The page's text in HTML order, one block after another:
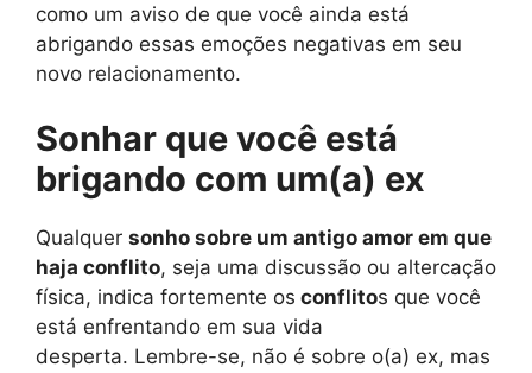
como um aviso de que você ainda está
abrigando essas emoções negativas em seu
novo relacionamento.
Sonhar que você está
brigando com um(a) ex
Qualquer sonho sobre um antigo amor em que
haja conflito, seja uma discussão ou altercação
física, indica fortemente os conflitos que você
está enfrentando em sua vida
desperta. Lembre-se, não é sobre o(a) ex, mas